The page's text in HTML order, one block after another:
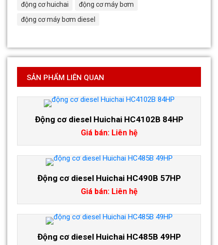
động cơ huichai
động cơ máy bơm
động cơ máy bơm diesel
SẢN PHẨM LIÊN QUAN
Động cơ diesel Huichai HC4102B 84HP
Giá bán: Liên hệ
Động cơ diesel Huichai HC490B 57HP
Giá bán: Liên hệ
Động cơ diesel Huichai HC485B 49HP